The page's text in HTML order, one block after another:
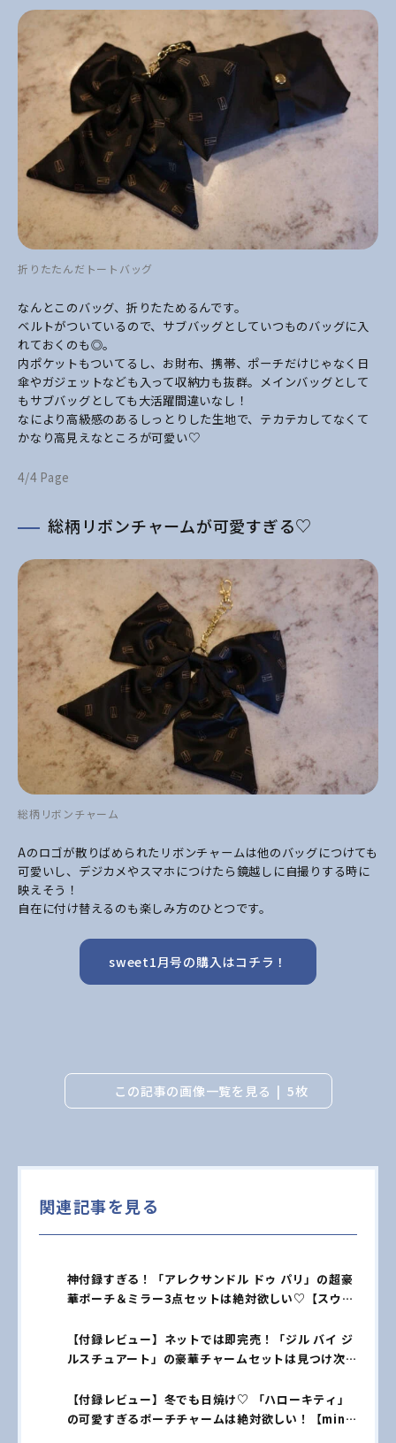
折りたたんだトートバッグ
なんとこのバッグ、折りたためるんです。
ベルトがついているので、サブバッグとしていつものバッグに入
れておくのも◎。
内ポケットもついてるし、お財布、携帯、ポーチだけじゃなく日
傘やガジェットなども入って収納力も抜群。メインバッグとして
もサブバッグとしても大活躍間違いなし！
なにより高級感のあるしっとりした生地で、テカテカしてなくて
かなり高見えなところが可愛い♡
4/4 Page
総柄リボンチャームが可愛すぎる♡
総柄リボンチャーム
Aのロゴが散りばめられたリボンチャームは他のバッグにつけても
可愛いし、デジカメやスマホにつけたら鏡越しに自撮りする時に
映えそう！
自在に付け替えるのも楽しみ方のひとつです。
sweet1月号の購入はコチラ！
この記事の画像一覧を見る 5枚
関連記事を見る
神付録すぎる！「アレクサンドル ドゥ パリ」の超豪
華ポーチ＆ミラー3点セットは絶対欲しい♡【スウィ
【付録レビュー】ネットでは即完売！「ジル バイ ジ
ルスチュアート」の豪華チャームセットは見つけ次
【付録レビュー】冬でも日焼け♡ 「ハローキティ」
の可愛すぎるポーチチャームは絶対欲しい！【mini1